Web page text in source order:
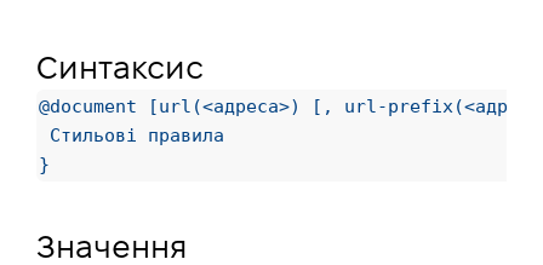
Синтаксис
@document [url(<адреса>) [, url-
Стильові правила
}
Значення